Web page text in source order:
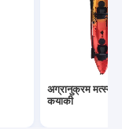
अग्रानुक्रम मत्स्य
कयाकी